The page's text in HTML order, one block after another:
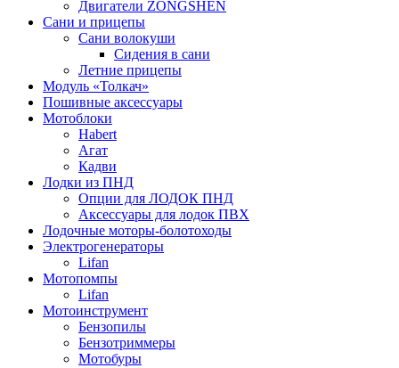
Двигатели ZONGSHEN
Сани и прицепы
Сани волокуши
Сидения в сани
Летние прицепы
Модуль «Толкач»
Пошивные аксессуары
Мотоблоки
Habert
Агат
Кадви
Лодки из ПНД
Опции для ЛОДОК ПНД
Аксессуары для лодок ПВХ
Лодочные моторы-болотоходы
Электрогенераторы
Lifan
Мотопомпы
Lifan
Мотоинструмент
Бензопилы
Бензотриммеры
Мотобуры